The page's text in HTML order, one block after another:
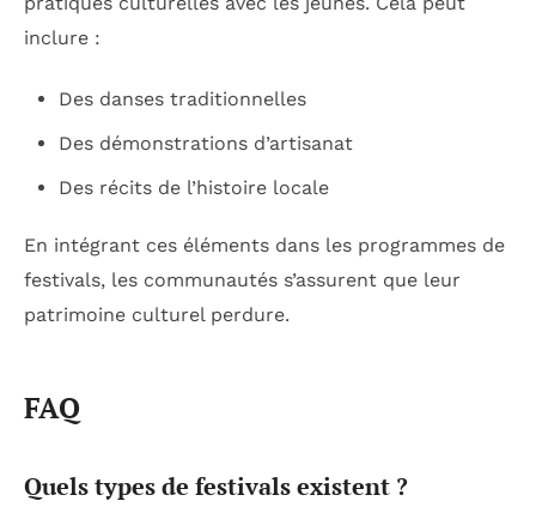
inclure :
Des danses traditionnelles
Des démonstrations d’artisanat
Des récits de l’histoire locale
En intégrant ces éléments dans les programmes de
festivals, les communautés s’assurent que leur
patrimoine culturel perdure.
FAQ
Quels types de festivals existent ?